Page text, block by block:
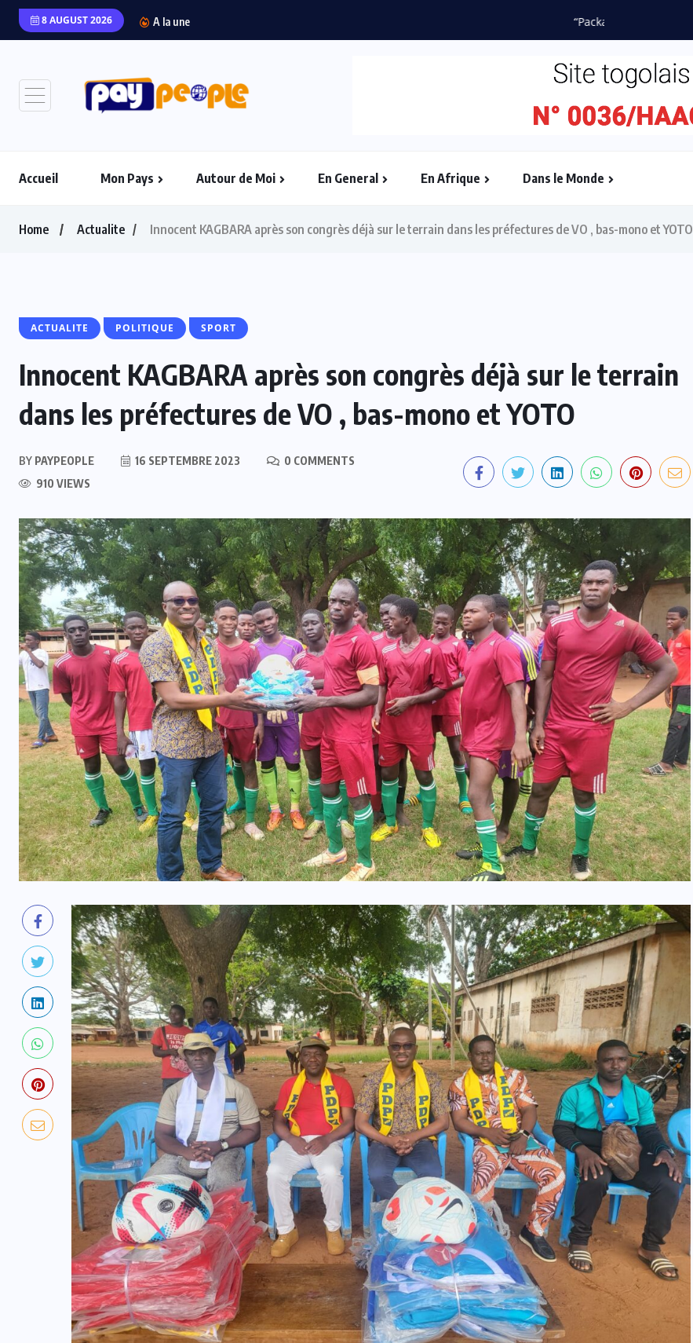
8 AUGUST 2026 A la une
Accueil Mon Pays Autour de Moi En General En Afrique Dans le Monde
Home Actualite Innocent KAGBARA après son congrès déjà sur le terrain dans les préfectures de VO , bas-mono et YOTO
ACTUALITE POLITIQUE SPORT
Innocent KAGBARA après son congrès déjà sur le terrain
dans les préfectures de VO , bas-mono et YOTO
BY PAYPEOPLE 16 SEPTEMBRE 2023
0 COMMENTS
910 VIEWS